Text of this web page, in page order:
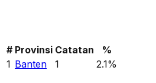
# Provinsi Catatan
%
1 Banten 1 2.1%